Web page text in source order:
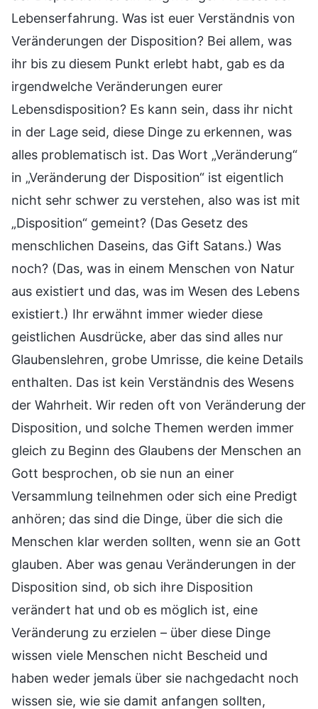
Lebenserfahrung. Was ist euer Verständnis von
Veränderungen der Disposition? Bei allem, was
ihr bis zu diesem Punkt erlebt habt, gab es da
irgendwelche Veränderungen eurer
Lebensdisposition? Es kann sein, dass ihr nicht
in der Lage seid, diese Dinge zu erkennen, was
alles problematisch ist. Das Wort „Veränderung“
in „Veränderung der Disposition“ ist eigentlich
nicht sehr schwer zu verstehen, also was ist mit
„Disposition“ gemeint? (Das Gesetz des
menschlichen Daseins, das Gift Satans.) Was
noch? (Das, was in einem Menschen von Natur
aus existiert und das, was im Wesen des Lebens
existiert.) Ihr erwähnt immer wieder diese
geistlichen Ausdrücke, aber das sind alles nur
Glaubenslehren, grobe Umrisse, die keine Details
enthalten. Das ist kein Verständnis des Wesens
der Wahrheit. Wir reden oft von Veränderung der
Disposition, und solche Themen werden immer
gleich zu Beginn des Glaubens der Menschen an
Gott besprochen, ob sie nun an einer
Versammlung teilnehmen oder sich eine Predigt
anhören; das sind die Dinge, über die sich die
Menschen klar werden sollten, wenn sie an Gott
glauben. Aber was genau Veränderungen in der
Disposition sind, ob sich ihre Disposition
verändert hat und ob es möglich ist, eine
Veränderung zu erzielen – über diese Dinge
wissen viele Menschen nicht Bescheid und
haben weder jemals über sie nachgedacht noch
wissen sie, wie sie damit anfangen sollten,